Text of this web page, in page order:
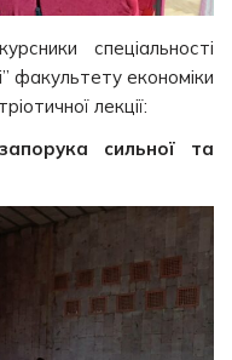
спеціальності
факультету економіки
лекції:
сильної та